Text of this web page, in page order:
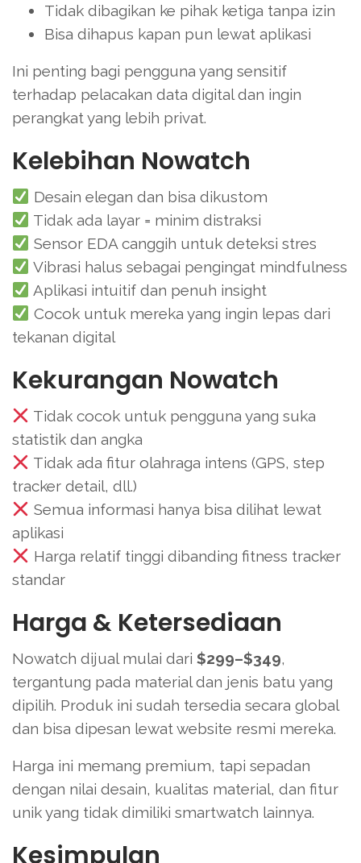
Tidak dibagikan ke pihak ketiga tanpa izin
Bisa dihapus kapan pun lewat aplikasi
Ini penting bagi pengguna yang sensitif
terhadap pelacakan data digital dan ingin
perangkat yang lebih privat.
Kelebihan Nowatch
Desain elegan dan bisa dikustom
Tidak ada layar = minim distraksi
Sensor EDA canggih untuk deteksi stres
Vibrasi halus sebagai pengingat mindfulness
Aplikasi intuitif dan penuh insight
Cocok untuk mereka yang ingin lepas dari
tekanan digital
Kekurangan Nowatch
Tidak cocok untuk pengguna yang suka
statistik dan angka
Tidak ada fitur olahraga intens (GPS, step
tracker detail, dll.)
Semua informasi hanya bisa dilihat lewat
aplikasi
Harga relatif tinggi dibanding fitness tracker
standar
Harga & Ketersediaan
Nowatch dijual mulai dari $299–$349,
tergantung pada material dan jenis batu yang
dipilih. Produk ini sudah tersedia secara global
dan bisa dipesan lewat website resmi mereka.
Harga ini memang premium, tapi sepadan
dengan nilai desain, kualitas material, dan fitur
unik yang tidak dimiliki smartwatch lainnya.
Kesimpulan